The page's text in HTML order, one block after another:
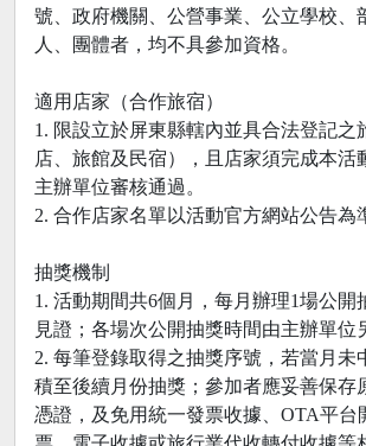
號、政府機關、公營事業、公立學校、
人、團體者，均不具參加資格。
適用店家（合作旅宿）
1. 限設立於屏東縣轄內並具合法登記之
店、旅館及民宿），且店家須完成本活
主辦單位審核通過。
2. 合作店家名單以活動官方網站公告為
抽獎機制
1. 活動期間共6個月，每月辦理1場公開
見證；各場次公開抽獎時間由主辦單位
2. 每筆登錄取得之抽獎序號，若當月未
積至後續月份抽獎；參加者應妥善保存
憑證，及免用統一發票收據、OTA平台